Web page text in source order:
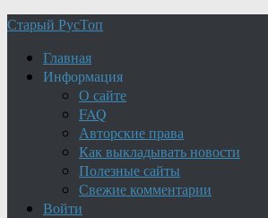
Старый РусТоп
Главная
Информация
О сайте
FAQ
Авторские права
Как выкладывать новости
Полезные сайты
Свежие комментарии
Войти